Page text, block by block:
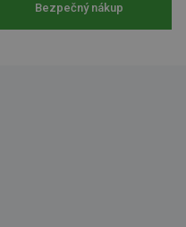
Bezpečný nákup